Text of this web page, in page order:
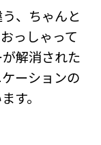
、ちゃんと
っしゃって
解消された
ーションの
す。